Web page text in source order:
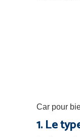
Car pour
1. Le